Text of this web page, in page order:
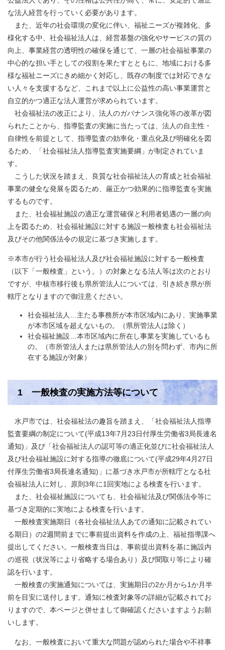
な法人経営を行っていく必要があります。
また、近年の社会環境の変化に伴い、福祉ニーズが複雑化、多
様化する中、社会福祉法人は、経営基盤の強化やサービスの質の
向上、事業経営の透明性の確保を通じて、一層の社会福祉事業の
中心的な担い手としての役割を果たすとともに、地域における多
様な福祉ニーズにきめ細かく対応し、既存の制度では対応できな
い人々を支援するなど、これまで以上に公益性の高い事業運営と
自立的かつ適正な法人運営が求められています。
社会福祉法の改正により、法人のガバナンス強化等の改革が図
られたことから、指導監査の実施に当たっては、法人の自主性・
自律性を前提として、指導監査の効率化・重点化及び明確化を図
るため、「社会福祉法人指導監査実施要綱」が制定されていま
す。
こうした状況を踏まえ、良質な社会福祉法人の育成と社会福祉
事業の健全な発展を図るため、厳正かつ効果的に指導監査を実施
するものです。
また、社会福祉施設の適正な運営確保と利用者処遇の一層の向
上を図るため、社会福祉施設に対する施設一般検査も社会福祉法
及びその他関係法令の規定に基づき実施します。
※本市が行う社会福祉法人及び社会福祉施設に対する一般検査
（以下「一般検査」という。）の対象となる法人等は次のとおり
ですが、中核市移行後も県所管法人については、引き続き県が所
轄庁となりますので御注意ください。
社会福祉法人…主たる事務所が本市区域内にあり、実施事業
が本市区域を超えないもの。（県所管法人は除く）
社会福祉施設…本市区域内に所在し事業を実施しているも
の。（市所管法人または県所管法人の別を問わず、市内に所
在する施設が対象）
1 一般検査の実施方法等について
水戸市では、社会福祉法の趣旨を踏まえ、「社会福祉法人指導
監査要綱の制定について(平成13年7月23日付厚生労働省3局長連名
通知)」及び「社会福祉法人の認可等の適正化並びに社会福祉法人
及び社会福祉施設に対する指導の徹底について(平成29年4月27日
付厚生労働省3局長連名通知)」に基づき水戸市が所轄庁となる社
会福祉法人に対し、原則3年に1回実地による検査を行います。
また、社会福祉施設についても、社会福祉法及び関係法令等に
基づき定期的に実地による検査を行います。
一般検査実施期日（各社会福祉法人あての通知に記載されてい
る期日）の2週間前までに事前提出資料を作成の上、福祉指導課へ
提出してください。一般検査当日は、事前提出資料を基に施設内
の巡視（状況等により省略する場合あり）及び聞取り等により確
認を行います。
一般検査の実施通知については、実施期日の2か月から1か月半
前を目安に送付します。通知に検査対象等の詳細が記載されてお
りますので、本ページと併せまして御確認くださいますようお願
いします。
なお、一般検査において重大な問題が認められた場合や不祥事